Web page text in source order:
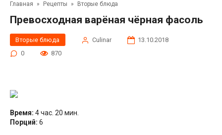
Главная » Рецепты » Вторые блюда
Превосходная варёная чёрная фасоль
Вторые блюда Сulinar
13.10.2018
0
870
Время: 4 час. 20 мин.
Порций: 6